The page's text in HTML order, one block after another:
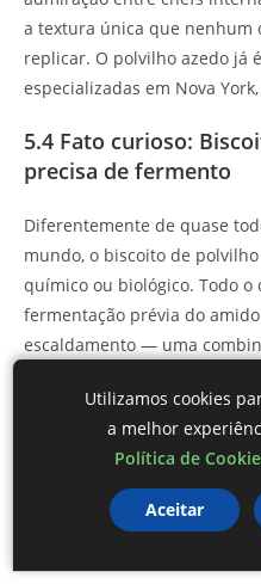
a textura única que nenhum
replicar. O polvilho azedo já
especializadas em Nova
5.4 Fato curioso:
precisa de fermento
Diferentemente de quase
mundo, o biscoito de
químico ou biológico. Todo o
fermentação prévia do
escaldamento — uma
polvilho uma das receitas
brasileira do ponto de vista
6. Para finalizar o
Utilizamos cookies
a melhor
Política de
Aceitar